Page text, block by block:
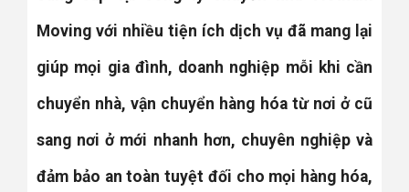
Moving với nhiều tiện ích dịch vụ đã mang lại
giúp mọi gia đình, doanh nghiệp mỗi khi cần
chuyển nhà, vận chuyển hàng hóa từ nơi ở cũ
sang nơi ở mới nhanh hơn, chuyên nghiệp và
đảm bảo an toàn tuyệt đối cho mọi hàng hóa,